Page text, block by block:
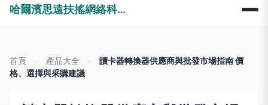
哈爾濱思遠扶搖網絡科技有限公司
首頁 產品大全
讀卡器轉換器供應商與批發市場指南 價
格、選擇與采購建議